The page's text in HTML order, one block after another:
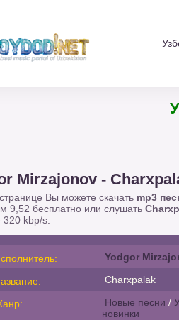
Уже
Mirzajonov -
Вы можете скачать mp3
9,52 бесплатно или слушать
320 kbp/s.
Yodgor
Charxpalak
Новые песни /
новинки